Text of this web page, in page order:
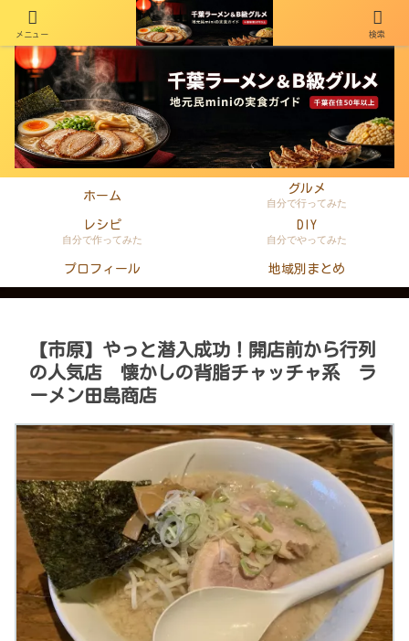
千葉在住50年以上のminiがラーメン・町中華・B級グルメを本音レビュー
ホーム
グルメ
自分で行ってみた
レシピ
自分で作ってみた
DIY
自分でやってみた
プロフィール 地域別まとめ
【市原】やっと潜入成功！開店前から行列
の人気店 懐かしの背脂チャッチャ系 ラ
ーメン田島商店
メニュー 検索